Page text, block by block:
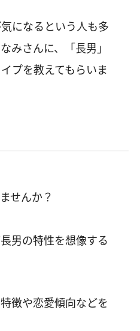
になるという人も多
さんに、「長男」
プを教えてもらいま
せんか？
男の特性を想像する
徴や恋愛傾向などを